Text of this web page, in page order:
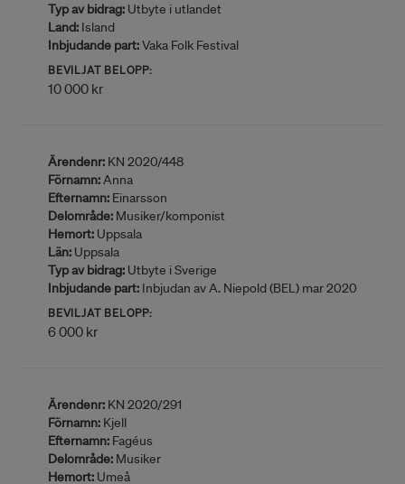
Typ av bidrag: Utbyte i utlandet
Land: Island
Inbjudande part:Vaka Folk Festival
BEVILJAT BELOPP:
10 000 kr
Ärendenr: KN 2020/448
Förnamn:Anna
Efternamn: Einarsson
Delområde: Musiker/komponist
Hemort: Uppsala
Län: Uppsala
Typ av bidrag: Utbyte i Sverige
Inbjudande part: Inbjudan av A. Niepold (BEL) mar 2020
BEVILJAT BELOPP:
6 000 kr
Ärendenr: KN 2020/291
Förnamn: Kjell
Efternamn: Fagéus
Delområde: Musiker
Hemort: Umeå